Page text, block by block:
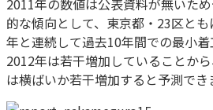
的な傾向として、東京都・23区と
年と連続して過去10年間での最小
2012年は若干増加していることか
は横ばいか若干増加すると予測でき